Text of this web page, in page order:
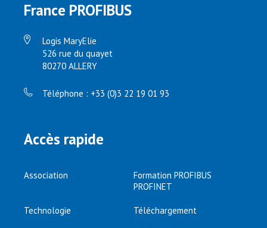
France PROFIBUS
Logis MaryElie
526 rue du quayet
80270 ALLERY
Téléphone : +33 (0)3 22 19 01 93
Accès rapide
Association
Formation PROFIBUS
PROFINET
Technologie Téléchargement